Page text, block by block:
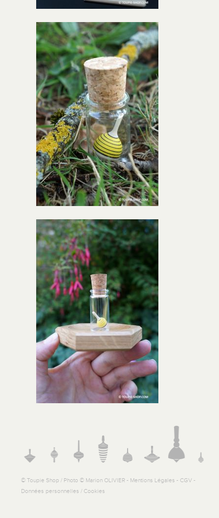
© Toupie Shop / Photo © Marion OLIVIER - Mentions Légales - CGV -
Données personnelles / Cookies